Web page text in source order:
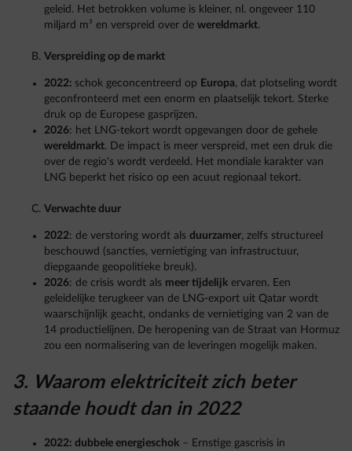
geleid. Het betrokken volume is kleiner, nl. ongeveer 110
miljard m³ en verspreid over de wereldmarkt.
Verspreiding op de markt
2022: schok geconcentreerd op Europa, dat plotseling wordt
geconfronteerd met een enorm en plaatselijk tekort. Sterke
druk op de Europese gasprijzen.
2026: het LNG-tekort wordt opgevangen door de gehele
wereldmarkt. De impact is meer verspreid, met een druk die
over de regio's wordt verdeeld. Het mondiale karakter van
LNG beperkt het risico op een acuut regionaal tekort.
Verwachte duur
2022: de verstoring wordt als duurzamer, zelfs structureel
beschouwd (sancties, vernietiging van infrastructuur,
diepgaande geopolitieke breuk).
2026: de crisis wordt als meer tijdelijk ervaren. Een
geleidelijke terugkeer van de LNG-export uit Qatar wordt
waarschijnlijk geacht, ondanks de vernietiging van 2 van de
14 productielijnen. De heropening van de Straat van Hormuz
zou een normalisering van de leveringen mogelijk maken.
3. Waarom elektriciteit zich beter
staande houdt dan in 2022
2022: dubbele energieschok – Ernstige gascrisis in